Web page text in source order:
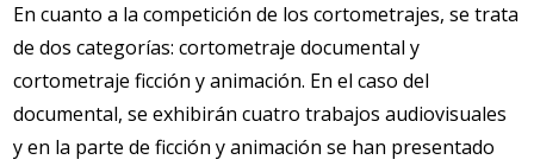
En cuanto a la competición de los cortometrajes, se trata
de dos categorías: cortometraje documental y
cortometraje ficción y animación. En el caso del
documental, se exhibirán cuatro trabajos audiovisuales
y en la parte de ficción y animación se han presentado